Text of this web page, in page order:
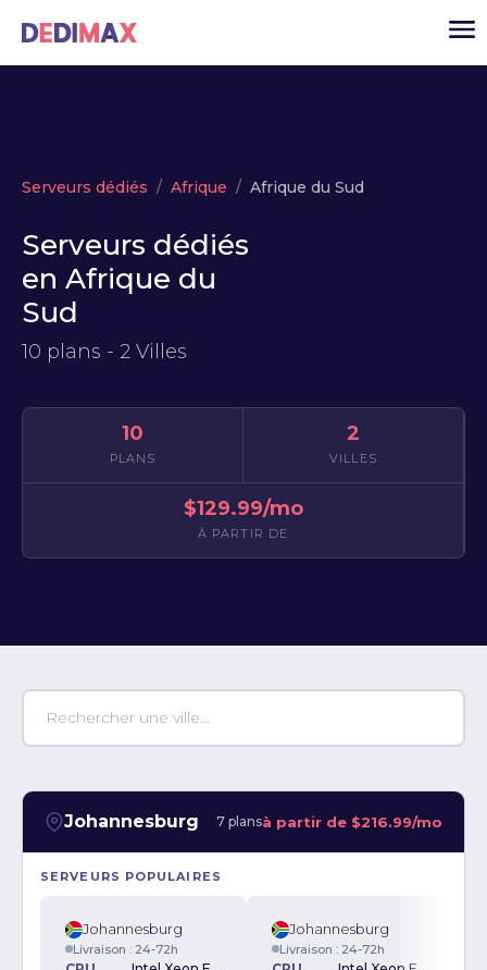
VPS
MON ESPACE
Serveurs dédiés Afrique Afrique du Sud
Serveurs dédiés
en Afrique du
Sud
10 plans - 2 Villes
10
PLANS
2
VILLES
$129.99/mo
À PARTIR DE
Johannesburg 7 plansà partir de $216.99/mo
SERVEURS POPULAIRES
Johannesburg
Livraison : 24-72h
Johannesburg
Livraison : 24-72h